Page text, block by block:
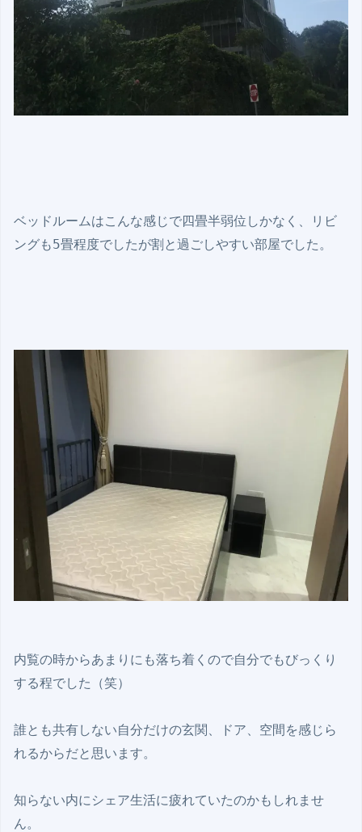
ベッドルームはこんな感じで四畳半弱位しかなく、リビ
ングも5畳程度でしたが割と過ごしやすい部屋でした。
内覧の時からあまりにも落ち着くので自分でもびっくり
する程でした（笑）
誰とも共有しない自分だけの玄関、ドア、空間を感じら
れるからだと思います。
知らない内にシェア生活に疲れていたのかもしれませ
ん。